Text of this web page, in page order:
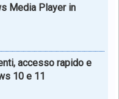
Media Player in
accesso rapido e
10 e 11